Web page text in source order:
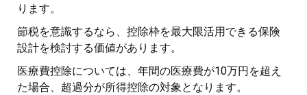
ります。
節税を意識するなら、控除枠を最大限活用できる保険
設計を検討する価値があります。
医療費控除については、年間の医療費が10万円を超え
た場合、超過分が所得控除の対象となります。